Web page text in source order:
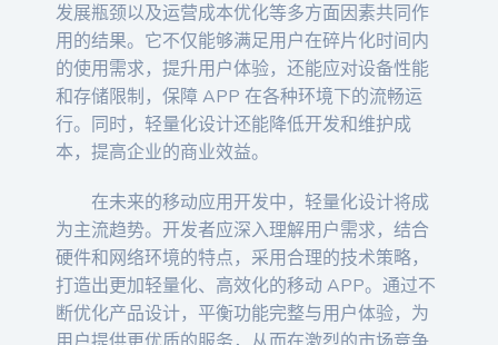
发展瓶颈以及运营成本优化等多方面因素共同作
用的结果。它不仅能够满足用户在碎片化时间内
的使用需求，提升用户体验，还能应对设备性能
和存储限制，保障 APP 在各种环境下的流畅运
行。同时，轻量化设计还能降低开发和维护成
本，提高企业的商业效益。
在未来的移动应用开发中，轻量化设计将成
为主流趋势。开发者应深入理解用户需求，结合
硬件和网络环境的特点，采用合理的技术策略，
打造出更加轻量化、高效化的移动 APP。通过不
断优化产品设计，平衡功能完整与用户体验，为